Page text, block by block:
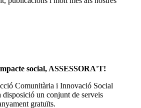
publicacions i molt més als nostres
Comunitària i Innovació Social
un conjunt de serveis